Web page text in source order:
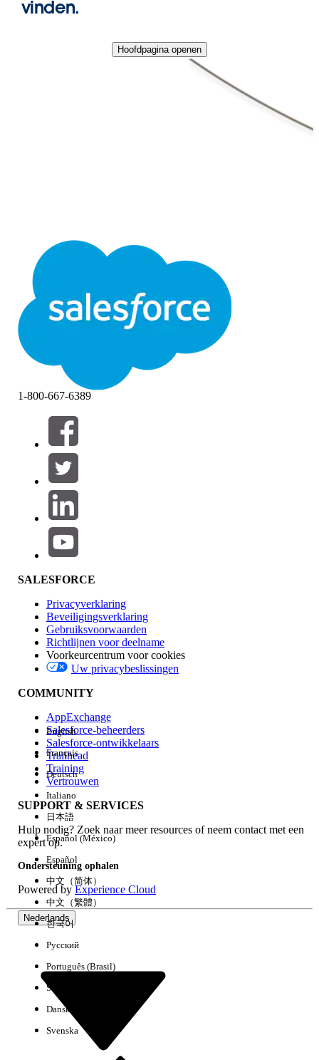
vinden.
Hoofdpagina openen
1-800-667-6389
SALESFORCE
Privacyverklaring
Beveiligingsverklaring
Gebruiksvoorwaarden
Richtlijnen voor deelname
Voorkeurcentrum voor cookies
Uw privacybeslissingen
COMMUNITY
AppExchange
Salesforce-beheerders
Salesforce-ontwikkelaars
Trailhead
Training
Vertrouwen
SUPPORT & SERVICES
Hulp nodig? Zoek naar meer resources of neem contact met een
expert op.
Ondersteuning ophalen
Powered byExperience Cloud
Nederlands
English
Français
Deutsch
Italiano
日本語
Español (México)
Español
中文（简体）
中文（繁體）
한국어
Русский
Português (Brasil)
Suomi
Dansk
Svenska